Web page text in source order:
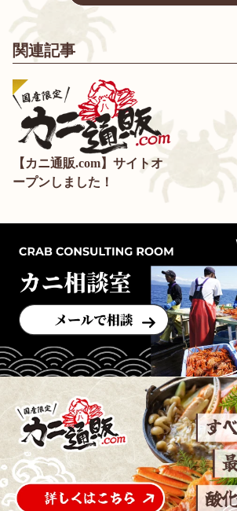
関連記事
【カニ通販.com】サイトオ
ープンしました！